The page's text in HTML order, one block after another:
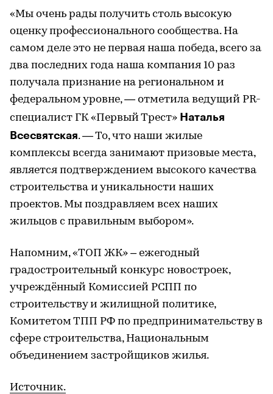
«Мы очень рады получить столь высокую
оценку профессионального сообщества. На
самом деле это не первая наша победа, всего за
два последних года наша компания 10 раз
получала признание на региональном и
федеральном уровне, — отметила ведущий PR-
специалист ГК «Первый Трест» Наталья
Всесвятская. — То, что наши жилые
комплексы всегда занимают призовые места,
является подтверждением высокого качества
строительства и уникальности наших
проектов. Мы поздравляем всех наших
жильцов с правильным выбором».
Напомним, «ТОП ЖК» – ежегодный
градостроительный конкурс новостроек,
учреждённый Комиссией РСПП по
строительству и жилищной политике,
Комитетом ТПП РФ по предпринимательству в
сфере строительства, Национальным
объединением застройщиков жилья.
Источник.